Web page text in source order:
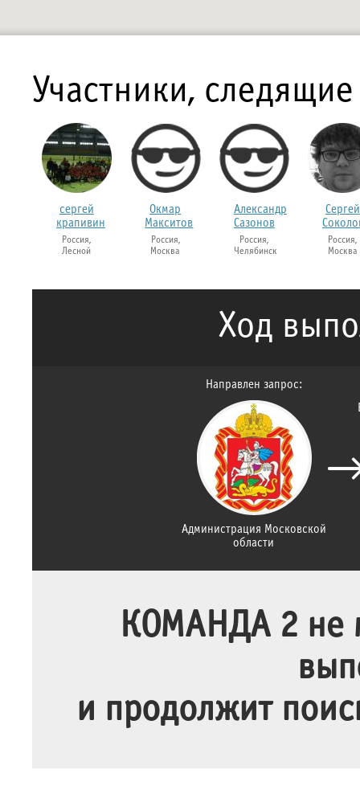
Участники,
сергей
крапивин
Россия,
Лесной
Окмар
Макситов
Россия,
Москва
Александр
Сазонов
Россия,
Челябинск
Сергей
Россия,
Москва
Ход
Направлен запрос:
Администрация Московской
области
КОМАНДА 2 не
и продолжит